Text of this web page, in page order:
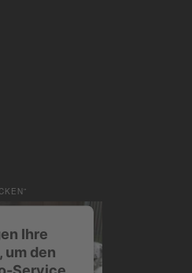
Ihre
um den